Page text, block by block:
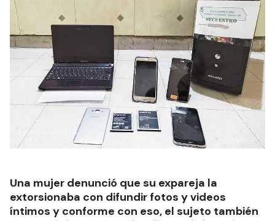
Una mujer denunció que su expareja la
extorsionaba con difundir fotos y videos
íntimos y conforme con eso, el sujeto también